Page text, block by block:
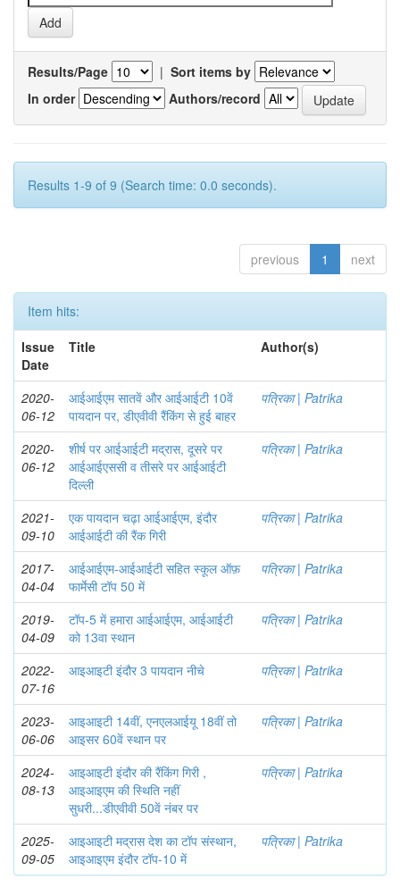
Results/Page | Sort items by
In order
Authors/record
Results 1-9 of 9 (Search time: 0.0 seconds).
previous 1 next
Item hits:
Issue
Date
Title Author(s)
2020-
06-12
आईआईएम सातवें और आईआईटी 10वें
पायदान पर, डीएवीवी रैंकिंग से हुई बाहर
पत्रिका | Patrika
2020-
06-12
शीर्ष पर आईआईटी मद्रास, दूसरे पर
आईआईएससी व तीसरे पर आईआईटी
दिल्ली
पत्रिका | Patrika
2021-
09-10
एक पायदान चढ़ा आईआईएम, इंदौर
आईआईटी की रैंक गिरी
पत्रिका | Patrika
2017-
04-04
आईआईएम-आईआईटी सहित स्कूल ऑफ़
फार्मेसी टॉप 50 में
पत्रिका | Patrika
2019-
04-09
टॉप-5 में हमारा आईआईएम, आईआईटी
को 13वा स्थान
पत्रिका | Patrika
2022-
07-16
आइआइटी इंदौर 3 पायदान नीचे पत्रिका | Patrika
2023-
06-06
आइआइटी 14वीं, एनएलआईयू 18वीं तो
आइसर 60वें स्थान पर
पत्रिका | Patrika
2024-
08-13
आइआइटी इंदौर की रैंकिंग गिरी ,
आइआइएम की स्थिति नहीं
सुधरी...डीएवीवी 50वें नंबर पर
पत्रिका | Patrika
2025-
09-05
आइआइटी मद्रास देश का टॉप संस्थान,
आइआइएम इंदौर टॉप-10 में
पत्रिका | Patrika